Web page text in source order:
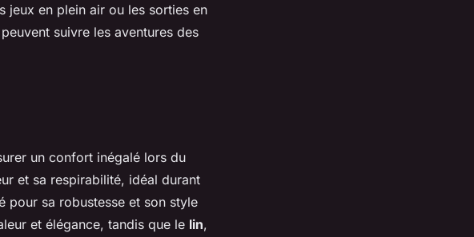
jeux en plein air ou les sorties en
suivre les aventures des
un confort inégalé lors du
et sa respirabilité, idéal durant
pour sa robustesse et son style
et élégance, tandis que le lin,